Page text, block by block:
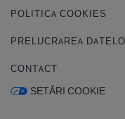
POLITICA COOKIES
PRELUCRAREA
CONTACT
SETĂRI COOKIE